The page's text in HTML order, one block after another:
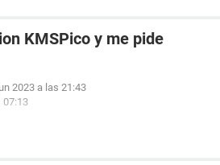
KMSPico y me pide
2023 a las 21:43
07:13